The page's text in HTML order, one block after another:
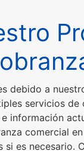
debido a
servicios
información
comercial
es necesario.